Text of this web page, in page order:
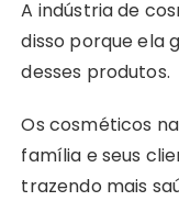
A indústria de
disso porque ela
desses produtos.
Os cosméticos
família e seus
trazendo mais